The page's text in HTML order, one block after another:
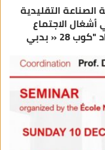
التقليدية
الاجتماع
« بدبي